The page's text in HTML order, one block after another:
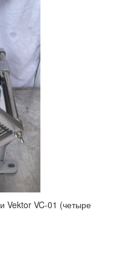
Vektor VC-01 (четыре